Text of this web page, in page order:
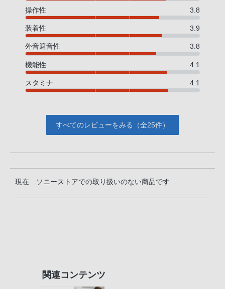
操作性 3.8
装着性 3.9
外音遮音性 3.8
機能性 4.1
スタミナ 4.1
すべてのレビューをみる（全25件）
現在 ソニーストアでの取り扱いのない商品です
関連コンテンツ